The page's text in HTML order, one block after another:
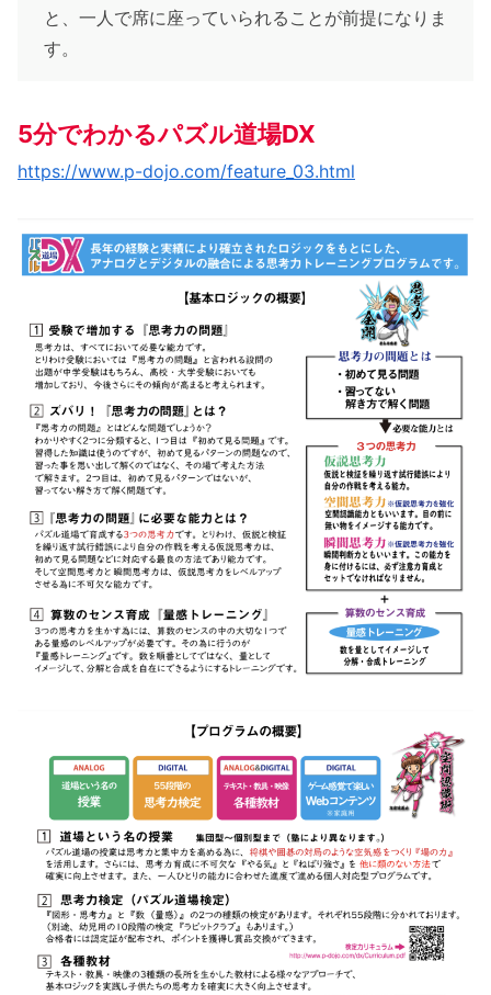
と、一人で席に座っていられることが前提になりま
す。
5分でわかるパズル道場DX
https://www.p-dojo.com/feature_03.html